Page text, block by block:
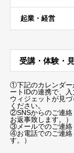
起業・経営
受講・体験・
①下記のカレンダー
ートIDの連携で、入
ウィジェットが見
ください。
②SNSからのご連絡
お返事致します。）
③メールでのご連絡
④お電話でのご連絡
す。）